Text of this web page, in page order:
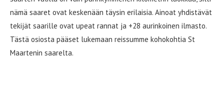
nämä saaret ovat keskenään täysin erilaisia. Ainoat yhdistävät
tekijät saarille ovat upeat rannat ja +28 aurinkoinen ilmasto.
Tästä osiosta pääset lukemaan reissumme kohokohtia St
Maartenin saarelta.